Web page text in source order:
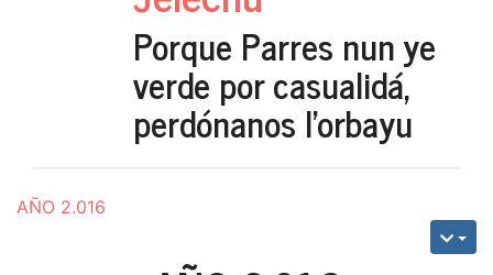
Porque Parres nun ye
verde por casualidá,
perdónanos l'orbayu
AÑO 2.016